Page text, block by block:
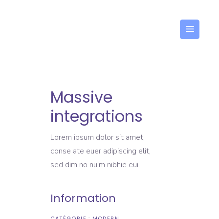
Massive
integrations
Lorem ipsum dolor sit amet,
conse ate euer adipiscing elit,
sed dim no nuim nibhie eui.
Information